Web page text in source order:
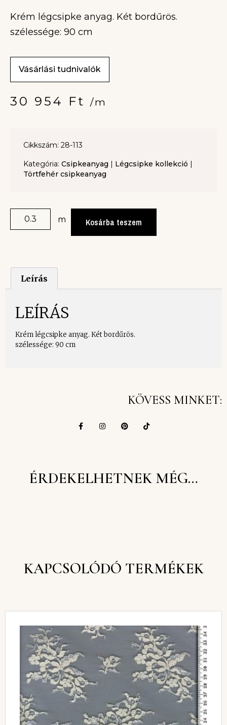
Krém légcsipke anyag. Két bordűrös.
szélessége: 90 cm
Vásárlási tudnivalók
30 954 Ft /m
Cikkszám: 28-113
Kategória: Csipkeanyag | Légcsipke kollekció |
Törtfehér csipkeanyag
m Kosárba teszem
Leírás
LEÍRÁS
Krém légcsipke anyag. Két bordűrös.
szélessége: 90 cm
KÖVESS MINKET:
ÉRDEKELHETNEK MÉG…
KAPCSOLÓDÓ TERMÉKEK